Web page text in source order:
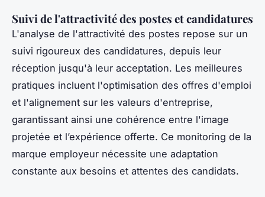
Suivi de l'attractivité des postes et candidatures
L'analyse de l'attractivité des postes repose sur un
suivi rigoureux des candidatures, depuis leur
réception jusqu'à leur acceptation. Les meilleures
pratiques incluent l'optimisation des offres d'emploi
et l'alignement sur les valeurs d'entreprise,
garantissant ainsi une cohérence entre l'image
projetée et l’expérience offerte. Ce monitoring de la
marque employeur nécessite une adaptation
constante aux besoins et attentes des candidats.